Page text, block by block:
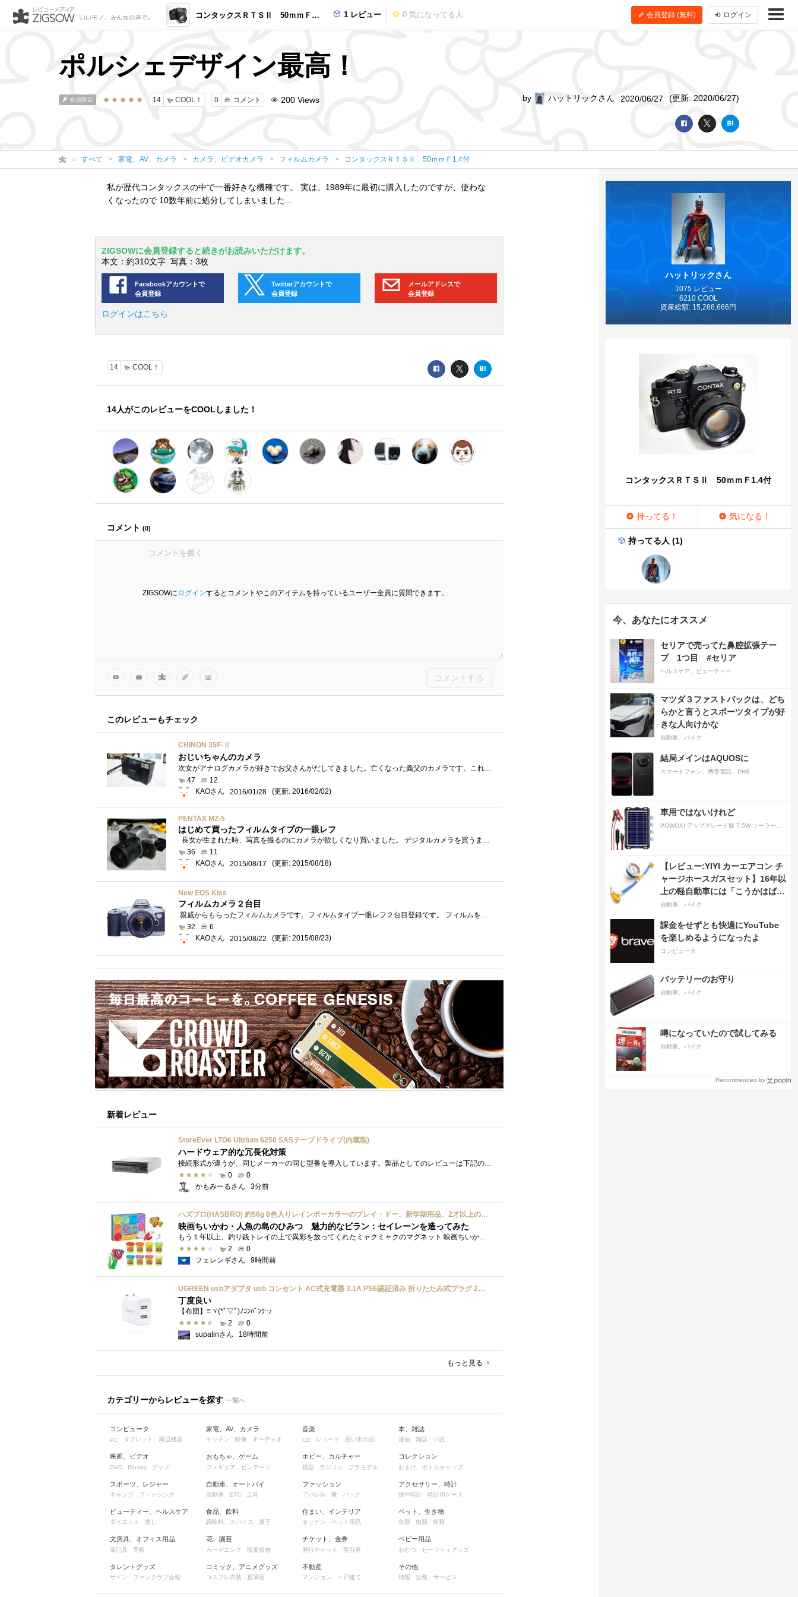
コンタックスＲＴＳⅡ 50ｍｍＦ1.4付 1 レビュー 0 気になってる人 会員登録 (無料) ログイン
ポルシェデザイン最高！
会員限定 14 COOL！ 0 コメント 200 Views by ハットリックさん 2020/06/27 (更新: 2020/06/27)
すべて 家電、AV、カメラ カメラ、ビデオカメラ フィルムカメラ コンタックスＲＴＳⅡ 50ｍｍＦ1.4付
私が歴代コンタックスの中で一番好きな機種です。 実は、1989年に最初に購入したのですが、使わな
くなったので 10数年前に処分してしまいました...
ZIGSOWに会員登録すると続きがお読みいただけます。
本文：約310文字 写真：3枚
Facebookアカウントで
会員登録
Twitterアカウントで
会員登録
メールアドレスで
会員登録
ログインはこちら
14 COOL！
14人がこのレビューをCOOLしました！
コメント (0)
ZIGSOWに ログインするとコメントやこのアイテムを持っているユーザー全員に質問できます。
コメントする
このレビューもチェック
CHINON 35F-Ⅱ
おじいちゃんのカメラ
次女がアナログカメラが好きでお父さんがだしてきました。亡くなった義父のカメラです。これみて大喜び。フィルム入れて喜んでました。おじ�...
47
12
KAOさん
2016/01/28 (更新: 2016/02/02)
PENTAX MZ-5
はじめて買ったフィルムタイプの一眼レフ
長女が生まれた時、写真を撮るのにカメラが欲しくなり買いました。 デジタルカメラを買うまでフル活用。がんばってくれました。 フラッシ...
36
11
KAOさん
2015/08/17 (更新: 2015/08/18)
New EOS Kiss
フィルムカメラ２台目
親戚からもらったフィルムカメラです。フィルムタイプ一眼レフ２台目登録です。 フィルムを３本買ったので電池いれてみました。フラッシュ�...
32
6
KAOさん
2015/08/22 (更新: 2015/08/23)
新着レビュー
StoreEver LTO6 Ultrium 6250 SASテープドライブ(内蔵型)
ハードウェア的な冗長化対策
接続形式が違うが、同じメーカーの同じ型番を導入しています。製品としてのレビューは下記の方で行っています。いざ使おうとしたときに故障�...
0
0
かもみーるさん
3分前
ハズブロ(HASBRO) 約56g 8色入りレインボーカラーのプレイ・ドー、新学期用品、2才以上のプリスクールの子供向け、子供向けのアート&クラフト 粘土 ねんど、こどもの日、子供の日プレゼント
映画ちいかわ・人魚の島のひみつ 魅力的なビラン：セイレーンを造ってみた
もう１年以上、釣り銭トレイの上で異彩を放ってくれたミャクミャクのマグネット 映画ちいかわ人魚の島のひみつを鑑賞後、素敵なビランのセイ...
2
0
フェレンギさん
9時間前
UGREEN usbアダプタ usb コンセント AC式充電器 3.1A PSE認証済み 折りたたみ式プラグ 2ポート
丁度良い
【布団】≡ヾ(*ﾟ▽ﾟ)ﾉｺﾝﾊﾞﾝﾜｰ♪
2
0
supatinさん
18時間前
もっと見る
カテゴリーからレビューを探す 一覧へ
コンピュータ
PC タブレット 周辺機器
映画、ビデオ
DVD Blu-ray グッズ
スポーツ、レジャー
キャンプ フィッシング
ビューティー、ヘルスケア
ダイエット 癒し
文房具、オフィス用品
筆記具 手帳
タレントグッズ
サイン ファンクラブ会報
家電、AV、カメラ
キッチン 映像 オーディオ
おもちゃ、ゲーム
フィギュア ビンテージ
自動車、オートバイ
自動車 ETC 工具
食品、飲料
調味料、スパイス 菓子
花、園芸
ガーデニング 観葉植物
コミック、アニメグッズ
コスプレ衣装 直筆画
音楽
CD レコード 思い出の品
ホビー、カルチャー
模型 ラジコン プラモデル
ファッション
アパレル 靴 バッグ
住まい、インテリア
キッチン ペット用品
チケット、金券
興行チケット 割引券
不動産
マンション 一戸建て
本、雑誌
漫画 雑誌 小説
コレクション
おまけ ボトルキャップ
アクセサリー、時計
懐中時計 時計用ケース
ペット、生き物
魚類 虫類 鳥類
ベビー用品
おむつ セーフティグッズ
その他
情報 役務、サービス
ハットリックさん
1075 レビュー
6210 COOL
資産総額: 15,288,666円
コンタックスＲＴＳⅡ 50ｍｍＦ1.4付
持ってる！ 気になる！
持ってる人 (1)
今、あなたにオススメ
セリアで売ってた鼻腔拡張テー
プ 1つ目 #セリア
ヘルスケア、ビューティー
マツダ３ファストバックは、どち
らかと言うとスポーツタイプが好
きな人向けかな
自動車、バイク
結局メインはAQUOSに
スマートフォン、携帯電話、PHS
車用ではないけれど
【レビュー:YIYI カーエアコン チ
ャージホースガスセット】16年以
上の軽自動車には「こうかはばつ
ぐんだ」が…
自動車、バイク
課金をせずとも快適にYouTube
を楽しめるようになったよ
コンピュータ
バッテリーのお守り
自動車、バイク
噂になっていたので試してみる
自動車、バイク
Recommended by